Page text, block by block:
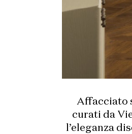
Affacciato
curati da
l’eleganza